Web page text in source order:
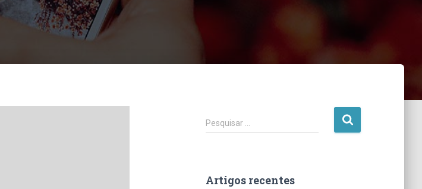
P
e
i
Pesquisar …
Artigos recentes